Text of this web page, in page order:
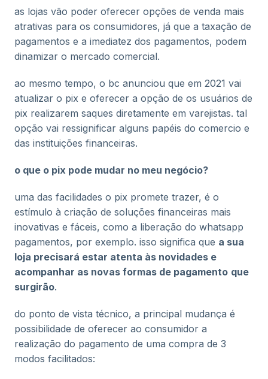
as lojas vão poder oferecer opções de venda mais
atrativas para os consumidores, já que a taxação de
pagamentos e a imediatez dos pagamentos, podem
dinamizar o mercado comercial.
ao mesmo tempo, o bc anunciou que em 2021 vai
atualizar o pix e oferecer a opção de os usuários de
pix realizarem saques diretamente em varejistas. tal
opção vai ressignificar alguns papéis do comercio e
das instituições financeiras.
o que o pix pode mudar no meu negócio?
uma das facilidades o pix promete trazer, é o
estímulo à criação de soluções financeiras mais
inovativas e fáceis, como a liberação do whatsapp
pagamentos, por exemplo. isso significa que a sua
loja precisará estar atenta às novidades e
acompanhar as novas formas de pagamento que
surgirão.
do ponto de vista técnico, a principal mudança é
possibilidade de oferecer ao consumidor a
realização do pagamento de uma compra de 3
modos facilitados: